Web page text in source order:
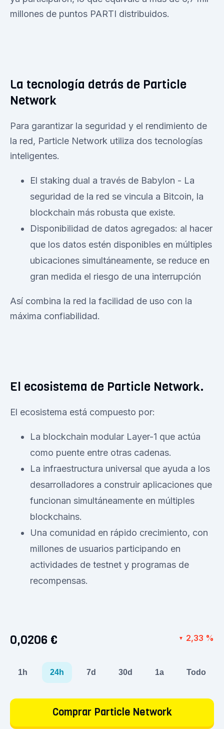
millones de puntos PARTI distribuidos.
La tecnología detrás de Particle
Network
Para garantizar la seguridad y el rendimiento de
la red, Particle Network utiliza dos tecnologías
inteligentes.
El staking dual a través de Babylon - La
seguridad de la red se vincula a Bitcoin, la
blockchain más robusta que existe.
Disponibilidad de datos agregados: al hacer
que los datos estén disponibles en múltiples
ubicaciones simultáneamente, se reduce en
gran medida el riesgo de una interrupción
Así combina la red la facilidad de uso con la
máxima confiabilidad.
El ecosistema de Particle Network.
El ecosistema está compuesto por:
La blockchain modular Layer-1 que actúa
como puente entre otras cadenas.
La infraestructura universal que ayuda a los
desarrolladores a construir aplicaciones que
funcionan simultáneamente en múltiples
blockchains.
Una comunidad en rápido crecimiento, con
millones de usuarios participando en
actividades de testnet y programas de
recompensas.
0,0206 € ▼ 2,33 %
1h 24h 7d 30d 1a Todo
Comprar Particle Network